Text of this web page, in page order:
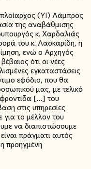
(ΥΙ) Λάμπρος
της αναβάθμισης
κ. Χαρδαλιάς
του κ. Λασκαρίδη, η
ενώ ο Αρχηγός
ότι οι νέες
εγκαταστάσεις
εφόδιο, που θα
μας, με τελικό
φροντίδα […] του
στις υπηρεσίες
για το μέλλον του
να διαπιστώσουμε
πράγματι αυτός
προηγμένη